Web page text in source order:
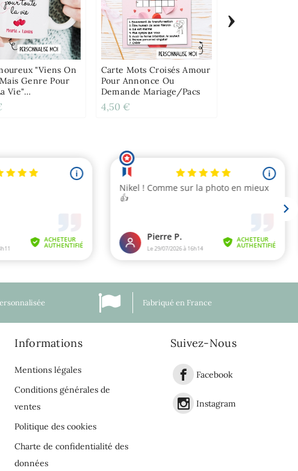
"Viens On
Genre Pour
Vie"
Carte Mots Croisés Amour
Pour Annonce Ou
Demande Mariage/pacs
4,50 €
Carte À
›
Fabriqué en France
Informations
Mentions légales
Conditions générales de
ventes
Politique des cookies
Charte de confidentialité des
données
Suivez-Nous
Facebook
Instagram